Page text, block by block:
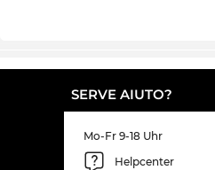
SERVE AIUTO?
Mo-Fr 9-18 Uhr
Helpcenter